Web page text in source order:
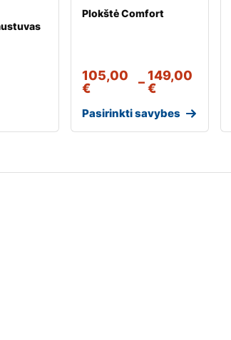
Plokštė Comfort
105,00
€
– 149,00
€
Pasirinkti savybes